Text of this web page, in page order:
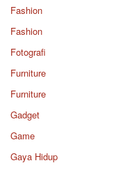
Fashion
Fashion
Fotografi
Furniture
Furniture
Gadget
Game
Gaya Hidup